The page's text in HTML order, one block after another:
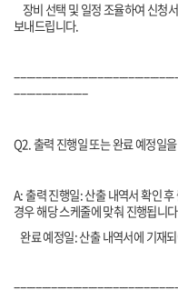
장비 선택 및 일정 조율하여 신청
보내드립니다.
------------------------
Q2. 출력 진행일 또는 완료 예정일
A: 출력 진행일: 산출 내역서 확인
경우 해당 스케줄에 맞춰 진행됩니
완료 예정일: 산출 내역서에 기재